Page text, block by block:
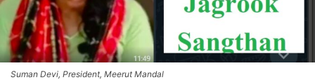
Suman Devi, President, Meerut Mandal